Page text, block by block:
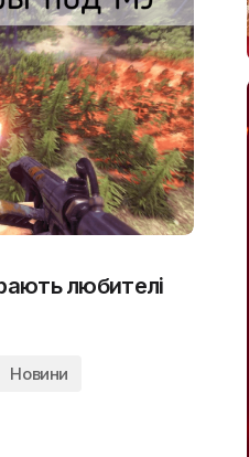
любителі
Новини